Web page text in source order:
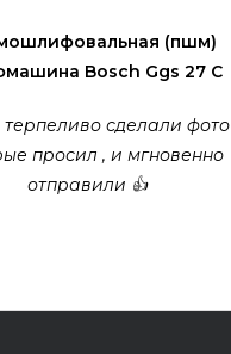
(пшм)
Bosch Ggs 27 C
терпеливо сделали фото
просил , и мгновенно
отправили 👍